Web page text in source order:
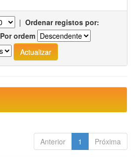
| Ordenar registos por:
Por ordem
Anterior 1 Próxima